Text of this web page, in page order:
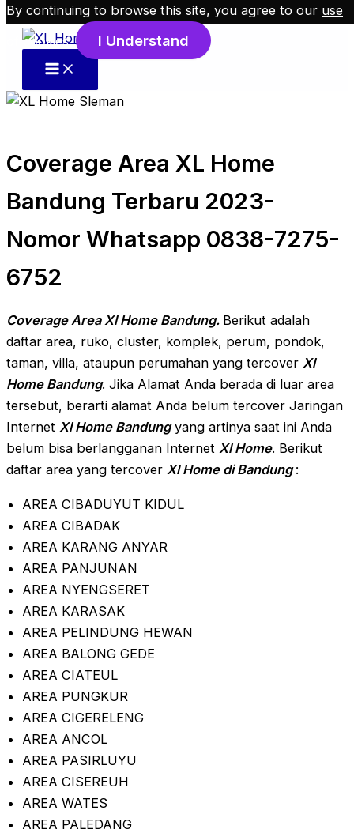
Skip to content
Coverage Area XL Home
Bandung Terbaru 2023-
Nomor Whatsapp 0838-7275-
6752
Coverage Area Xl Home Bandung. Berikut adalah
daftar area, ruko, cluster, komplek, perum, pondok,
taman, villa, ataupun perumahan yang tercover Xl
Home Bandung. Jika Alamat Anda berada di luar area
tersebut, berarti alamat Anda belum tercover Jaringan
Internet Xl Home Bandungyang artinya saat ini Anda
belum bisa berlangganan Internet Xl Home. Berikut
daftar area yang tercover Xl Home di Bandung:
AREA CIBADUYUT KIDUL
AREA CIBADAK
AREA KARANG ANYAR
AREA PANJUNAN
AREA NYENGSERET
AREA KARASAK
AREA PELINDUNG HEWAN
AREA BALONG GEDE
AREA CIATEUL
AREA PUNGKUR
AREA CIGERELENG
AREA ANCOL
AREA PASIRLUYU
AREA CISEREUH
AREA WATES
AREA PALEDANG
By continuing to browse this site, you agree to our use
of cookies. I Understand